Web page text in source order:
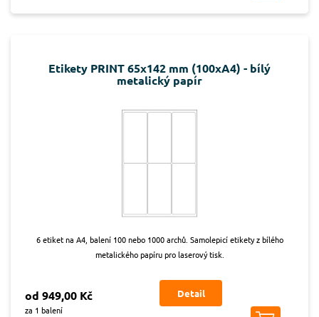
Etikety PRINT 65x142 mm (100xA4) - bílý
metalický papír
6 etiket na A4, balení 100 nebo 1000 archů. Samolepicí etikety z bílého
metalického papíru pro laserový tisk.
od 949,00 Kč
za 1 balení
Detail